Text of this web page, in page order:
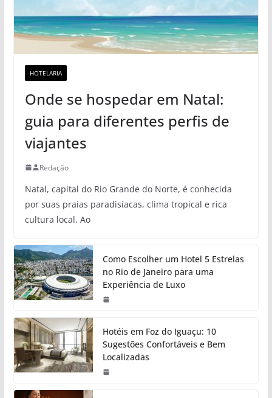
HOTELARIA
Onde se hospedar em Natal:
guia para diferentes perfis de
viajantes
Redação
Natal, capital do Rio Grande do Norte, é conhecida
por suas praias paradisíacas, clima tropical e rica
cultura local. Ao
Como Escolher um Hotel 5 Estrelas
no Rio de Janeiro para uma
Experiência de Luxo
Hotéis em Foz do Iguaçu: 10
Sugestões Confortáveis e Bem
Localizadas